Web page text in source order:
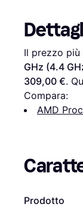
Il prezzo più
GHz (4.4
309,00 €.
Compara:
AMD
Prodotto